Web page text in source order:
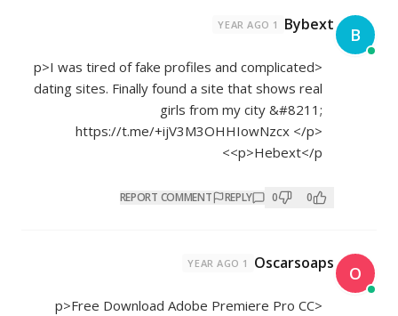
B
Bybext
1 YEAR AGO
<p>I was tired of fake profiles and complicated
dating sites. Finally found a site that shows real
girls from my city &#8211;
https://t.me/+ijV3M3OHHIowNzcx</p>
<p>Hebext</p>
REPLY
REPORT COMMENT
O
Oscarsoaps
1 YEAR AGO
<p>Free Download Adobe Premiere Pro CC